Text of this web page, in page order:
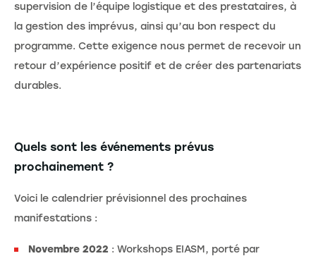
supervision de l’équipe logistique et des prestataires, à
la gestion des imprévus, ainsi qu’au bon respect du
programme. Cette exigence nous permet de recevoir un
retour d’expérience positif et de créer des partenariats
durables.
Quels sont les événements prévus
prochainement ?
Voici le calendrier prévisionnel des prochaines
manifestations :
Novembre 2022 : Workshops EIASM, porté par